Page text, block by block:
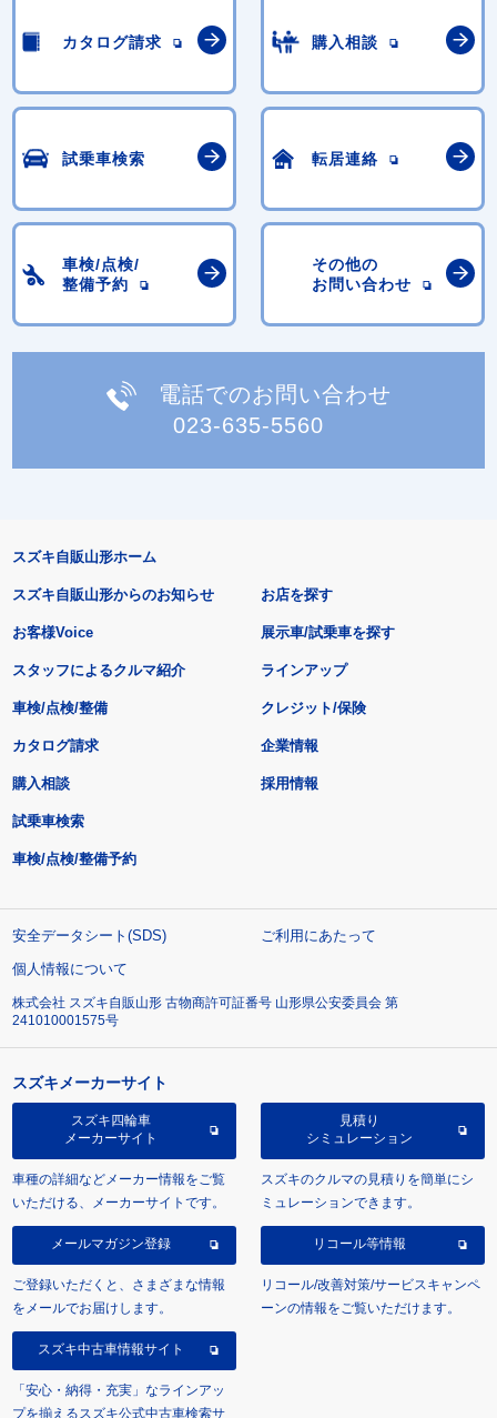
カタログ請求 購入相談
試乗車検索 転居連絡
車検/点検/
整備予約
その他の
お問い合わせ
電話でのお問い合わせ
023-635-5560
スズキ自販山形ホーム
スズキ自販山形からのお知らせ
お客様Voice
スタッフによるクルマ紹介
お店を探す
展示車/試乗車を探す
ラインアップ
車検/点検/整備 クレジット/保険
カタログ請求
購入相談
試乗車検索
車検/点検/整備予約
企業情報
採用情報
安全データシート(SDS)
ご利用にあたって
個人情報について
株式会社 スズキ自販山形 古物商許可証番号 山形県公安委員会 第
241010001575号
スズキメーカーサイト
スズキ四輪車
メーカーサイト
車種の詳細などメーカー情報をご覧
いただける、メーカーサイトです。
見積り
シミュレーション
スズキのクルマの見積りを簡単にシ
ミュレーションできます。
メールマガジン登録
ご登録いただくと、さまざまな情報
をメールでお届けします。
リコール等情報
リコール/改善対策/サービスキャンペ
ーンの情報をご覧いただけます。
スズキ中古車情報サイト
「安心・納得・充実」なラインアッ
プを揃えるスズキ公式中古車検索サ